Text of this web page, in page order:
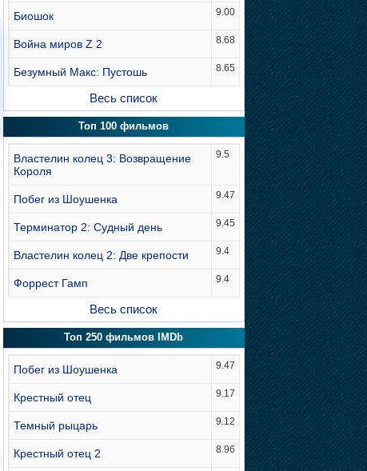
Биошок 9.00
Война миров Z 2 8.68
Безумный Макс: Пустошь 8.65
Весь список
Топ 100 фильмов
Властелин колец 3: Возвращение
Короля
9.5
Побег из Шоушенка 9.47
Терминатор 2: Судный день 9.45
Властелин колец 2: Две крепости 9.4
Форрест Гамп 9.4
Весь список
Топ 250 фильмов IMDb
Побег из Шоушенка 9.47
Крестный отец 9.17
Темный рыцарь 9.12
Крестный отец 2 8.96